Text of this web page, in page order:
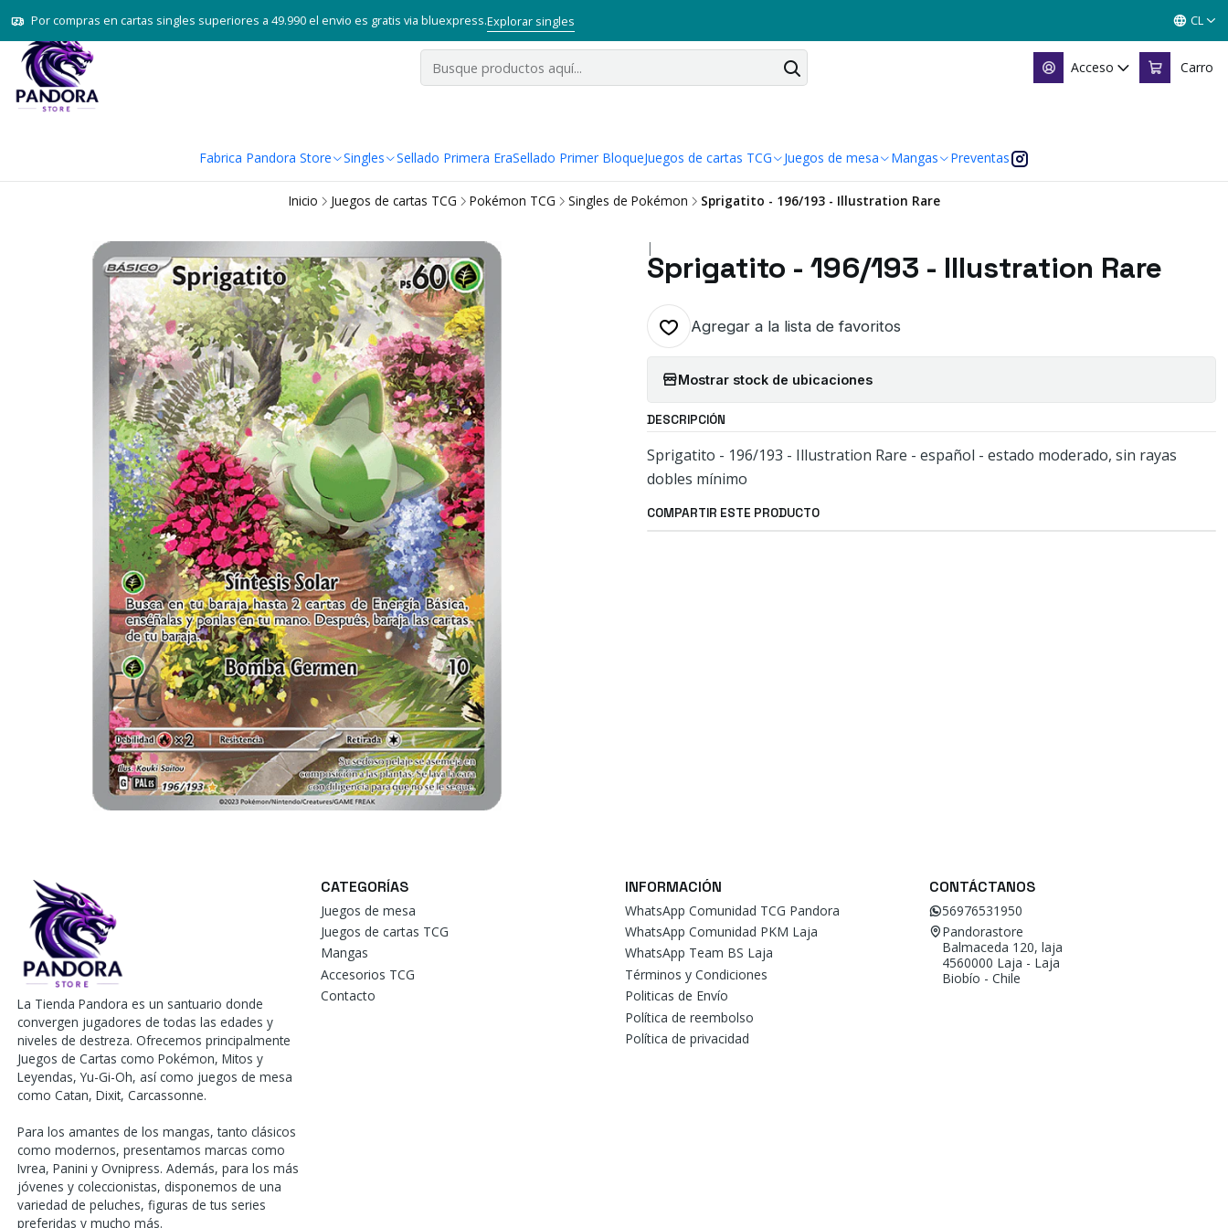
Acceso Carro
Fabrica Pandora Store Singles Sellado Primera EraSellado Primer BloqueJuegos de cartas TCG Juegos de mesa Mangas Preventas
Por compras en cartas singles superiores a 49.990 el envio es gratis via bluexpress.Explorar singles CL
Inicio Juegos de cartas TCG Pokémon TCG Singles de Pokémon Sprigatito - 196/193 - Illustration Rare
|
Sprigatito - 196/193 - Illustration Rare
Agregar a la lista de favoritos
Mostrar stock de ubicaciones
DESCRIPCIÓN
Sprigatito - 196/193 - Illustration Rare - español - estado moderado, sin rayas
dobles mínimo
COMPARTIR ESTE PRODUCTO
La Tienda Pandora es un santuario donde
convergen jugadores de todas las edades y
niveles de destreza. Ofrecemos principalmente
Juegos de Cartas como Pokémon, Mitos y
Leyendas, Yu-Gi-Oh, así como juegos de mesa
como Catan, Dixit, Carcassonne.
Para los amantes de los mangas, tanto clásicos
como modernos, presentamos marcas como
Ivrea, Panini y Ovnipress. Además, para los más
jóvenes y coleccionistas, disponemos de una
variedad de peluches, figuras de tus series
preferidas y mucho más.
CATEGORÍAS
Juegos de mesa
Juegos de cartas TCG
Mangas
Accesorios TCG
Contacto
INFORMACIÓN
WhatsApp Comunidad TCG Pandora
WhatsApp Comunidad PKM Laja
WhatsApp Team BS Laja
Términos y Condiciones
Politicas de Envío
Política de reembolso
Política de privacidad
CONTÁCTANOS
56976531950
Pandorastore
Balmaceda 120, laja
4560000 Laja - Laja
Biobío - Chile